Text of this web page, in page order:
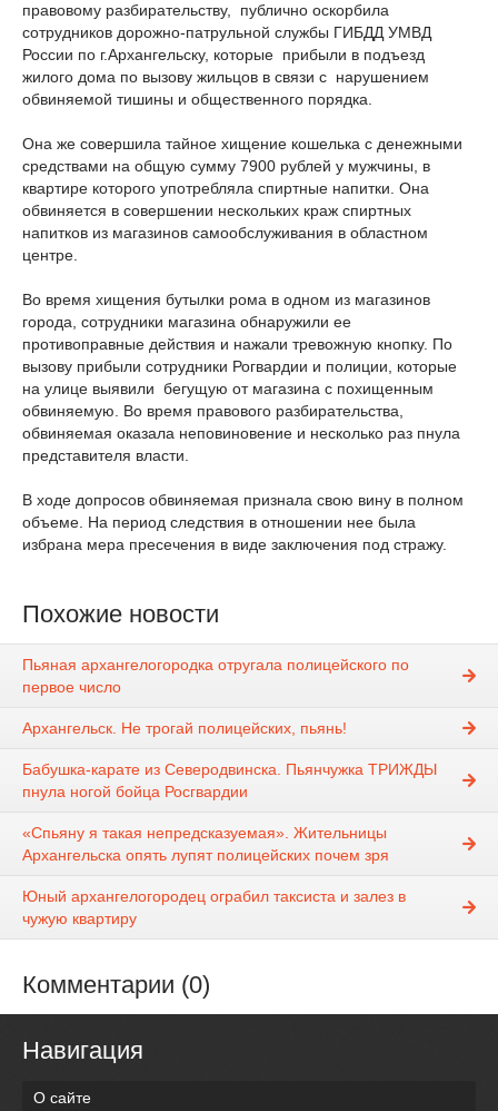
правовому разбирательству, публично оскорбила
сотрудников дорожно-патрульной службы ГИБДД УМВД
России по г.Архангельску, которые прибыли в подъезд
жилого дома по вызову жильцов в связи с нарушением
обвиняемой тишины и общественного порядка.
Она же совершила тайное хищение кошелька с денежными
средствами на общую сумму 7900 рублей у мужчины, в
квартире которого употребляла спиртные напитки. Она
обвиняется в совершении нескольких краж спиртных
напитков из магазинов самообслуживания в областном
центре.
Во время хищения бутылки рома в одном из магазинов
города, сотрудники магазина обнаружили ее
противоправные действия и нажали тревожную кнопку. По
вызову прибыли сотрудники Рогвардии и полиции, которые
на улице выявили бегущую от магазина с похищенным
обвиняемую. Во время правового разбирательства,
обвиняемая оказала неповиновение и несколько раз пнула
представителя власти.
В ходе допросов обвиняемая признала свою вину в полном
объеме. На период следствия в отношении нее была
избрана мера пресечения в виде заключения под стражу.
Похожие новости
Пьяная архангелогородка отругала полицейского по
первое число
Архангельск. Не трогай полицейских, пьянь!
Бабушка-карате из Северодвинска. Пьянчужка ТРИЖДЫ
пнула ногой бойца Росгвардии
«Спьяну я такая непредсказуемая». Жительницы
Архангельска опять лупят полицейских почем зря
Юный архангелогородец ограбил таксиста и залез в
чужую квартиру
Комментарии (0)
Навигация
О сайте